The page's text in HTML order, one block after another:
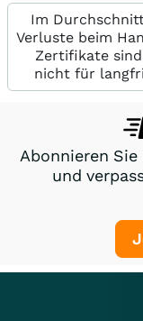
Im
Verluste beim
Zertifikate
nicht für
Abonnieren
und